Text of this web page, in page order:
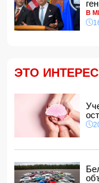
инвестиций в
21:16, 08.08.2026
Ученые раскрыли,
20:48, 08.08.2026
Месси получил
ЧМ-2026
20:28, 08.08.2026
В Баку обнаружено
Магдалена Гроно:
В
ЭТО